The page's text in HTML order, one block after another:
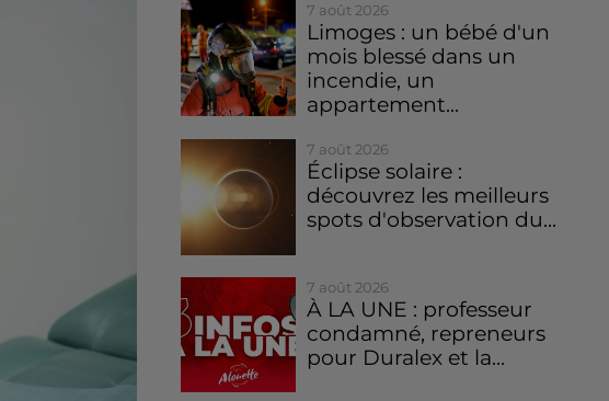
7 août 2026
Limoges : un bébé d'un
mois blessé dans un
incendie, un
appartement...
7 août 2026
Éclipse solaire :
découvrez les meilleurs
spots d'observation du...
7 août 2026
À LA UNE : professeur
condamné, repreneurs
pour Duralex et la...